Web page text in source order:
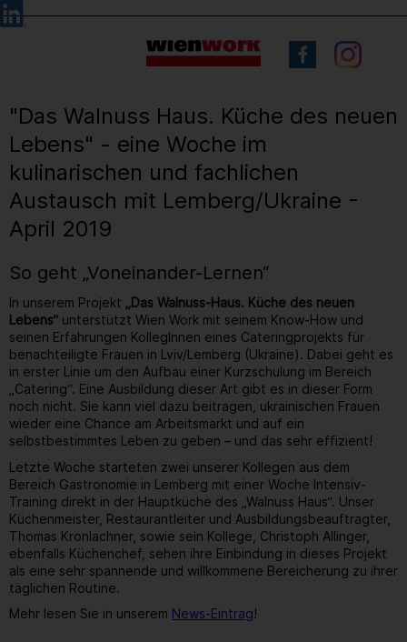
Barrierefreie
Bedienung
Sprachauswahl
"Das Walnuss Haus. Küche des neuen
Lebens" - eine Woche im
kulinarischen und fachlichen
Austausch mit Lemberg/Ukraine -
April 2019
So geht „Voneinander-Lernen“
In unserem Projekt „Das Walnuss-Haus. Küche des neuen
Lebens“ unterstützt Wien Work mit seinem Know-How und
seinen Erfahrungen KollegInnen eines Cateringprojekts für
benachteiligte Frauen in Lviv/Lemberg (Ukraine). Dabei geht es
in erster Linie um den Aufbau einer Kurzschulung im Bereich
„Catering“. Eine Ausbildung dieser Art gibt es in dieser Form
noch nicht. Sie kann viel dazu beitragen, ukrainischen Frauen
wieder eine Chance am Arbeitsmarkt und auf ein
selbstbestimmtes Leben zu geben – und das sehr effizient!
Letzte Woche starteten zwei unserer Kollegen aus dem
Bereich Gastronomie in Lemberg mit einer Woche Intensiv-
Training direkt in der Hauptküche des „Walnuss Haus“. Unser
Küchenmeister, Restaurantleiter und Ausbildungsbeauftragter,
Thomas Kronlachner, sowie sein Kollege, Christoph Allinger,
ebenfalls Küchenchef, sehen ihre Einbindung in dieses Projekt
als eine sehr spannende und willkommene Bereicherung zu ihrer
täglichen Routine.
Mehr lesen Sie in unserem News-Eintrag!